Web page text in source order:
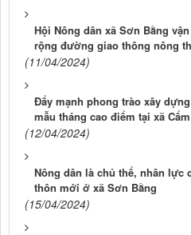
Hội Nông dân xã Sơn Bằng
rộng đường giao thông nông
(11/04/2024)
Đẩy mạnh phong trào xây
mẫu tháng cao điểm tại xã
(12/04/2024)
Nông dân là chủ thể, nhân lực
thôn mới ở xã Sơn Bằng
(15/04/2024)